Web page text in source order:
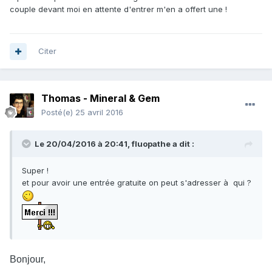
couple devant moi en attente d'entrer m'en a offert une !
Citer
Thomas - Mineral & Gem
Posté(e) 25 avril 2016
Le 20/04/2016 à 20:41,fluopathea dit :
Super !
et pour avoir une entrée gratuite on peut s'adresser à qui ?
Bonjour,